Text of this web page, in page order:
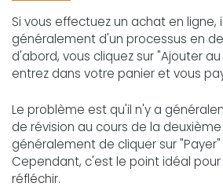
Si vous effectuez un achat en ligne,
généralement d'un processus en
d'abord, vous cliquez sur "Ajouter
entrez dans votre panier et vous
Le problème est qu'il n'y a
de révision au cours de la
généralement de cliquer sur
Cependant, c'est le point idéal
réfléchir.